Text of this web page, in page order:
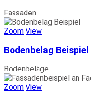
Fassaden
Zoom View
Bodenbelag Beispiel
Bodenbeläge
Zoom View